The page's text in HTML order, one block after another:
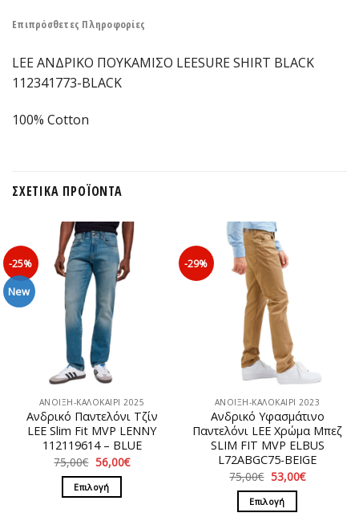
Επιπρόσθετες Πληροφορίες
LEE ΑΝΔΡΙΚΟ ΠΟΥΚΑΜΙΣΟ LEESURE SHIRT BLACK
112341773-BLACK
100% Cotton
ΣΧΕΤΙΚΆ ΠΡΟΪΌΝΤΑ
-25%
New
ΑΝΟΙΞΗ-ΚΑΛΟΚΑΙΡΙ 2025
Ανδρικό Παντελόνι Τζίν
LEE Slim Fit MVP LENNY
112119614 – BLUE
75,00€ Original
price
was:
75,00€.
56,00€Η
τρέχουσα
Επιλογή
-29%
ΑΝΟΙΞΗ-ΚΑΛΟΚΑΙΡΙ 2023
Ανδρικό Υφασμάτινο
Παντελόνι LEE Χρώμα Μπεζ
SLIM FIT MVP ELBUS
L72ABGC75-BEIGE
75,00€ Original
price
was:
75,00€.
53,00€Η
τρέχουσα
Επιλογή